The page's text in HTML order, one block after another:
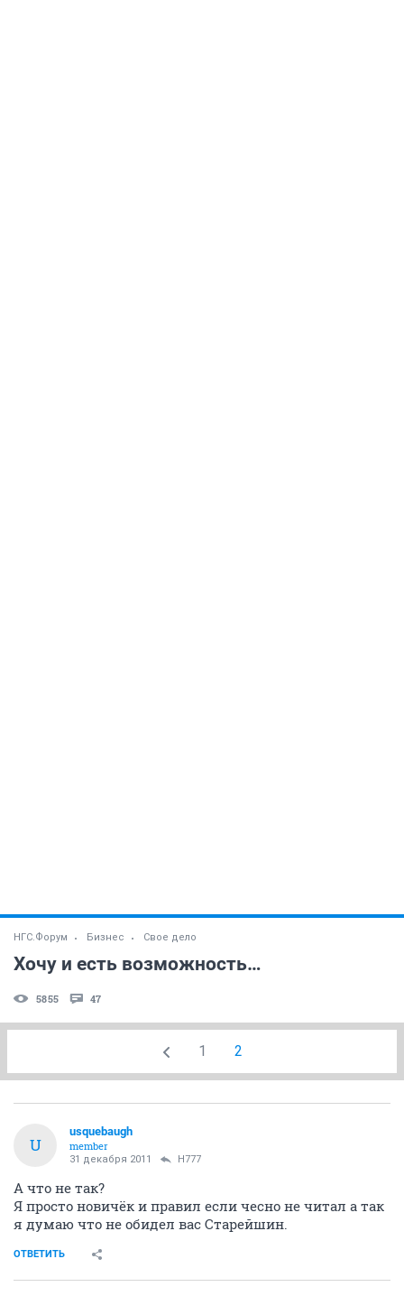
НГС.Форум Бизнес Свое дело
Хочу и есть возможность…
5855 47
1 2
U
usquebaugh
member
31 декабря 2011 H777
А что не так?
Я просто новичёк и правил если чесно не читал а так
я думаю что не обидел вас Старейшин.
ОТВЕТИТЬ